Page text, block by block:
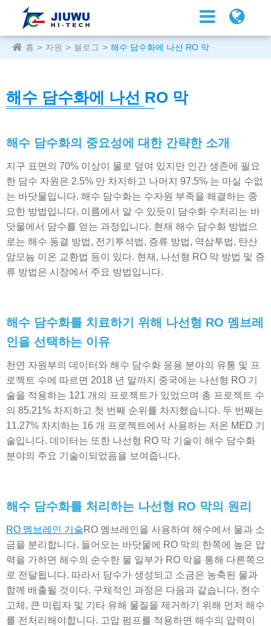
홈 자원 블로그 해수 담수화에 나선 RO 막
해수 담수화에 나선 RO 막
해수 담수화의 중요성에 대한 간략한 소개
지구 표면의 70% 이상이 물로 덮여 있지만 인간 생존에 필요
한 담수 자원은 2.5% 만 차지하고 나머지 97.5% 는 마실 수없
는 바닷물입니다. 해수 담수화는 수자원 부족을 해결하는 중
요한 방법입니다. 이름에서 알 수 있듯이 담수화 수처리는 바
닷물에서 담수를 얻는 과정입니다. 현재 해수 담수화 방법으
로는 해수 동결 방법, 전기투석법, 증류 방법, 역삼투법, 탄산
암모늄 이온 교환법 등이 있다. 현재, 나선형 RO 막 방법 및 증
류 방법은 시장에서 주요 방법입니다.
해수 담수화를 치료하기 위해 나선형 RO 멤브레
인을 선택하는 이유
천연 자원부의 데이터와 해수 담수화 응용 분야의 유통 및 프
로젝트 수에 따르면 2018 년 말까지 중국에는 나선형 RO 기
술을 적용하는 121 개의 프로젝트가 있었으며 총 프로젝트 수
의 85.21% 차지하고 첫 번째 순위를 차지했습니다. 두 번째는
11.27% 차지하는 16 개 프로젝트에서 사용하는 저온 MED 기
술입니다. 데이터는 또한 나선형 RO 막 기술이 해수 담수화
분야의 주요 기술이되었음을 보여줍니다.
해수 담수화를 처리하는 나선형 RO 막의 원리
RO 멤브레인 기술RO 멤브레인을 사용하여 해수에서 물과 소
금을 분리합니다. 들어오는 바닷물에 RO 막의 한쪽에 높은 압
력을 가하면 해수의 순수한 물 일부가 RO 막을 통해 다른쪽으
로 전달됩니다. 따라서 담수가 생성되고 소금은 농축된 물과
함께 배출될 것이다. 구체적인 과정은 다음과 같습니다. 현수
고체, 큰 미립자 및 기타 유해 물질을 제거하기 위해 먼저 해수
를 전처리해야합니다. 고압 펌프를 적용하면 해수의 압력이